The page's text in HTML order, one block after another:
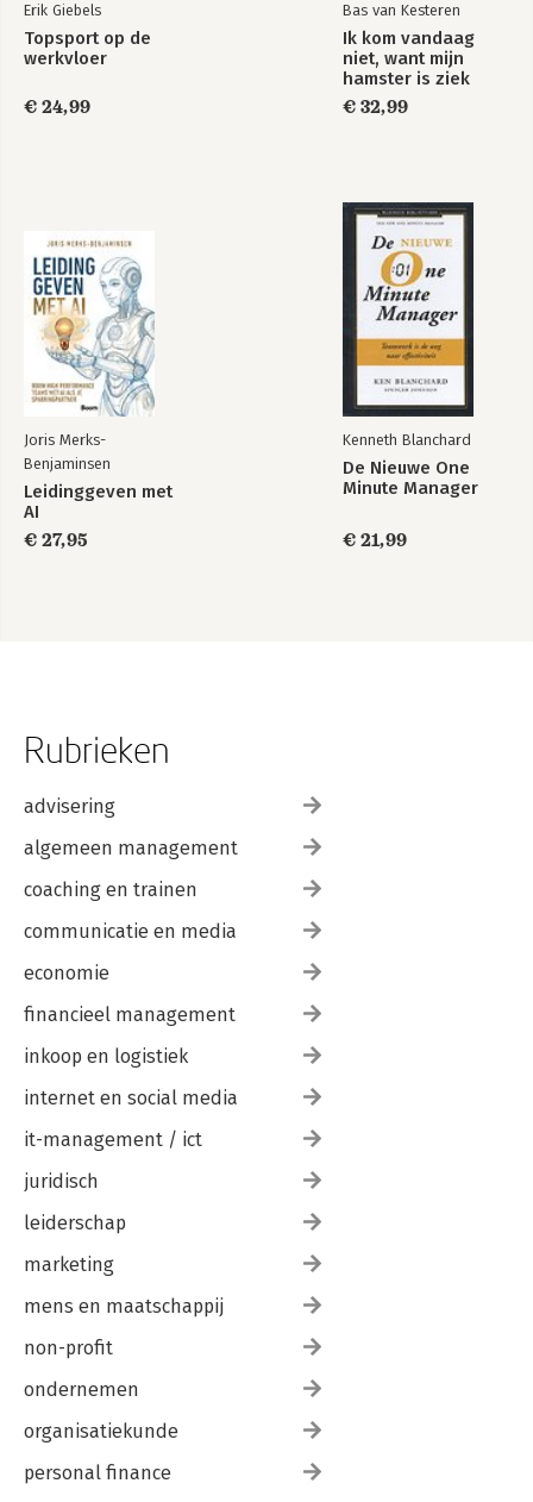
Erik Giebels
Topsport op de
werkvloer
€ 24,99
Bas van Kesteren
Ik kom vandaag
niet, want mijn
hamster is ziek
€ 32,99
Joris Merks-
Benjaminsen
Leidinggeven met
AI
€ 27,95
Kenneth Blanchard
De Nieuwe One
Minute Manager
€ 21,99
Rubrieken
advisering
algemeen management
coaching en trainen
communicatie en media
economie
financieel management
inkoop en logistiek
internet en social media
it-management / ict
juridisch
leiderschap
marketing
mens en maatschappij
non-profit
ondernemen
organisatiekunde
personal finance